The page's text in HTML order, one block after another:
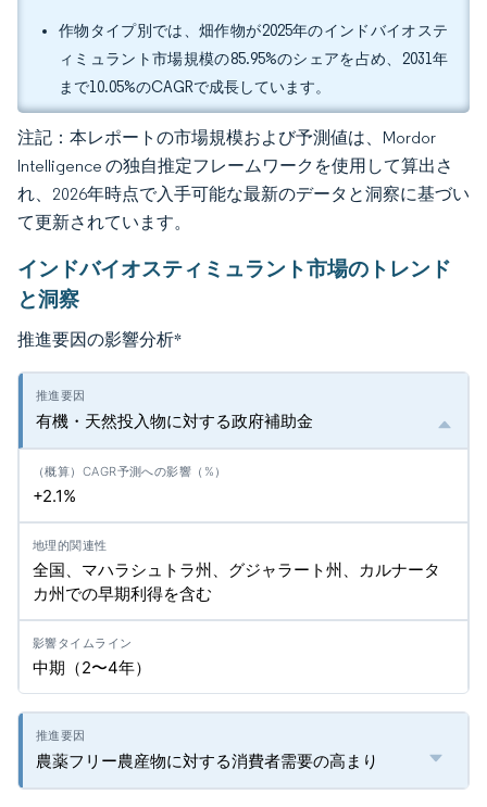
作物タイプ別では、畑作物が2025年のインドバイオステ
ィミュラント市場規模の85.95%のシェアを占め、2031年
まで10.05%のCAGRで成長しています。
注記：本レポートの市場規模および予測値は、Mordor
Intelligence の独自推定フレームワークを使用して算出さ
れ、2026年時点で入手可能な最新のデータと洞察に基づい
て更新されています。
インドバイオスティミュラント市場のトレンド
と洞察
推進要因の影響分析*
有機・天然投入物に対する政府補助金
+2.1%
全国、マハラシュトラ州、グジャラート州、カルナータ
カ州での早期利得を含む
中期（2〜4年）
農薬フリー農産物に対する消費者需要の高まり